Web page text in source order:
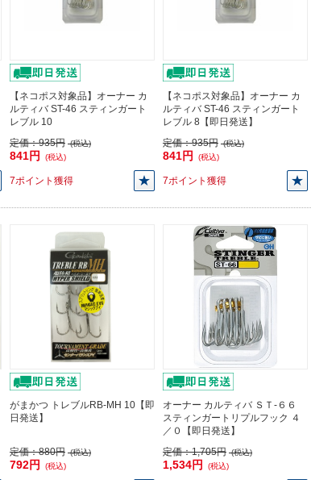
【ネコポス対象品】オーナー カ
ルティバ ST-46 スティンガート
レブル 10
定価：935円 (税込)
841円 (税込)
7ポイント獲得
【ネコポス対象品】オーナー カ
ルティバ ST-46 スティンガート
レブル 8【即日発送】
定価：935円 (税込)
841円 (税込)
7ポイント獲得
がまかつ トレブルRB-MH 10【即
日発送】
定価：880円 (税込)
792円 (税込)
オーナー カルティバ ＳＴ-６６
スティンガートリプルフック ４
／０【即日発送】
定価：1,705円 (税込)
1,534円 (税込)